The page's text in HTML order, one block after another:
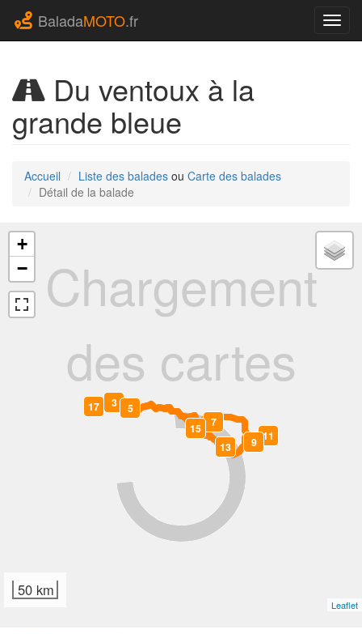
BaladaMOTO.fr
Du ventoux à la
grande bleue
Accueil Liste des balades ou Carte des balades
Détail de la balade
Chargement
des cartes
0
1 2
3 4
5
6
7
8
9 10
11
12
13
14
15
16
17
+
−
50 km
Leaflet